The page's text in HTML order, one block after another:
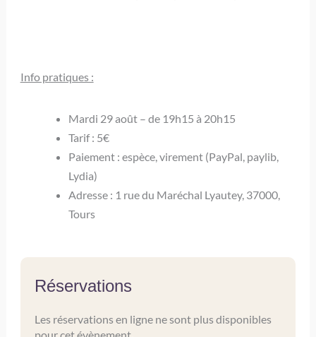
Info pratiques :
Mardi 29 août – de 19h15 à 20h15
Tarif : 5€
Paiement : espèce, virement (PayPal, paylib,
Lydia)
Adresse : 1 rue du Maréchal Lyautey, 37000,
Tours
Réservations
Les réservations en ligne ne sont plus disponibles